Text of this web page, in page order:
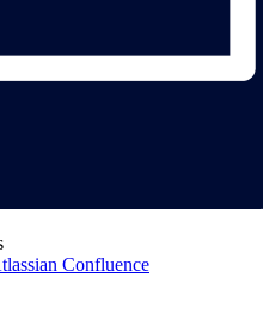
Confluence